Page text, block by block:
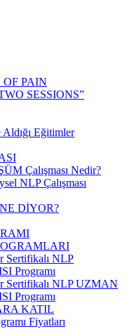
OF PAIN
SESSIONS”
Eğitimler
Çalışması Nedir?
NLP Çalışması
DİYOR?
Sertifikalı NLP
Programı
Sertifikalı NLP UZMAN
Programı
KATIL
Fiyatları